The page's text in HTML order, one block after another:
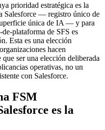
prioridad estratégica es la
Salesforce — registro único de
única de IA — y para
plataforma de SFS es
Esta es una elección
hacen
ser una elección deliberada
operativas, no un
con Salesforce.
FSM
es la